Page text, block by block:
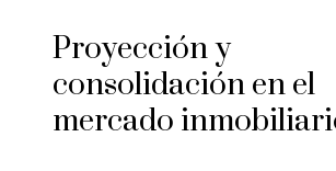
Proyección y
consolidación en el
mercado